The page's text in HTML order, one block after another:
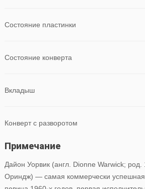
Состояние пластинки
Состояние конверта
Вкладыш
Конверт с разворотом
Примечание
Дайон Уорвик (англ. Dionne Warwick;
Ориндж) — самая коммерчески успешная